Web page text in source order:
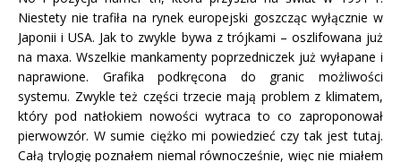
Niestety nie trafiła na rynek europejski goszcząc wyłącznie w
Japonii i USA. Jak to zwykle bywa z trójkami – oszlifowana już
na maxa. Wszelkie mankamenty poprzedniczek już wyłapane i
naprawione. Grafika podkręcona do granic możliwości
systemu. Zwykle też części trzecie mają problem z klimatem,
który pod natłokiem nowości wytraca to co zaproponował
pierwowzór. W sumie ciężko mi powiedzieć czy tak jest tutaj.
Całą trylogię poznałem niemal równocześnie, więc nie miałem